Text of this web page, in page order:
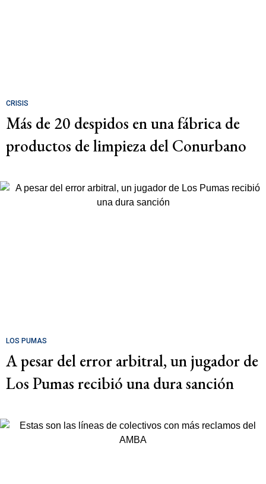
CRISIS
Más de 20 despidos en una fábrica de
productos de limpieza del Conurbano
LOS PUMAS
A pesar del error arbitral, un jugador de
Los Pumas recibió una dura sanción